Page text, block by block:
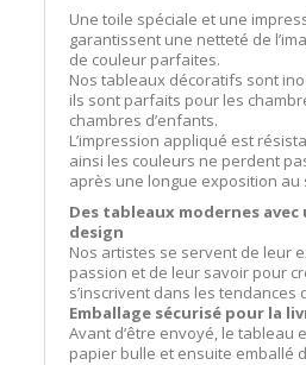
Une toile spéciale et une
garantissent une netteté de
de couleur parfaites.
Nos tableaux décoratifs sont
ils sont parfaits pour les
chambres d’enfants.
L’impression appliqué est
ainsi les couleurs ne perdent
après une longue exposition au
Des tableaux modernes
design
Nos artistes se servent de leur
passion et de leur savoir pour
s’inscrivent dans les tendances
Emballage sécurisé pour la
Avant d’être envoyé, le tableau
papier bulle et ensuite emballé